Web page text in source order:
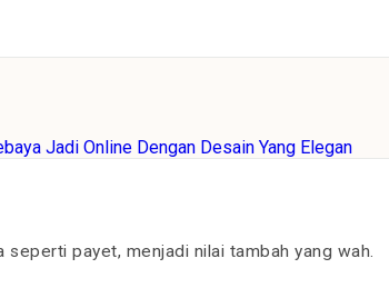
payet, menjadi nilai tambah yang wah.